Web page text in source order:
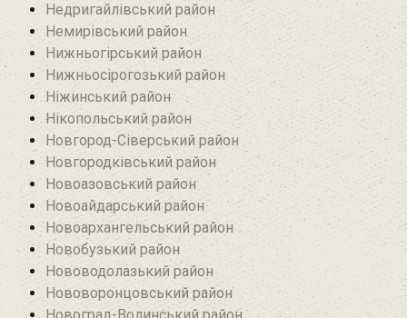
Недригайлівський район‎
Немирівський район
Нижньогірський район
Нижньосірогозький район
Ніжинський район
Нікопольський район
Новгород-Сіверський район
Новгородківський район
Новоазовський район
Новоайдарський район‎
Новоархангельський район
Новобузький район‎
Нововодолазький район
Нововоронцовський район‎